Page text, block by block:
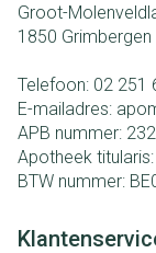
Groot-
1850 Grimbergen
Telefoon: 02 251
E-mailadres:
APB nummer:
Apotheek titularis:
BTW nummer: